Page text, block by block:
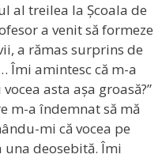
al treilea la Școala de
a venit să formeze
a rămas surprins de
Îmi amintesc că m-a
asta așa groasă?”
m-a îndemnat să mă
mi că vocea pe
una deosebită. Îmi